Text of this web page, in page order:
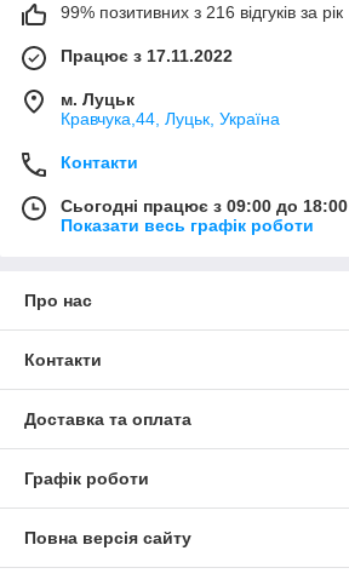
99% позитивних з 216 відгуків за рік
Працює з 17.11.2022
м. Луцьк
Кравчука,44, Луцьк, Україна
Контакти
Сьогодні працює з 09:00 до 18:00
Показати весь графік роботи
Про нас
Контакти
Доставка та оплата
Графік роботи
Повна версія сайту